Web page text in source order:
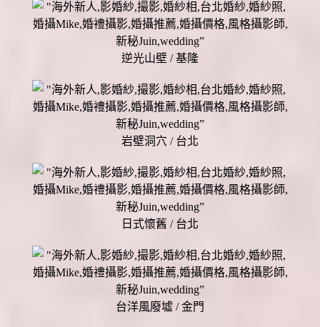
逆光山壁 / 基隆
岩壁洞穴 / 台北
日式懷舊 / 台北
台洋風廢墟 / 金門